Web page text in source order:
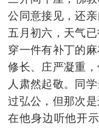
公同意接见，还
五月初六，天气
穿一件有补丁的
修长、庄严凝重
人肃然起敬。同
过弘公，但那次
在他身边听他开